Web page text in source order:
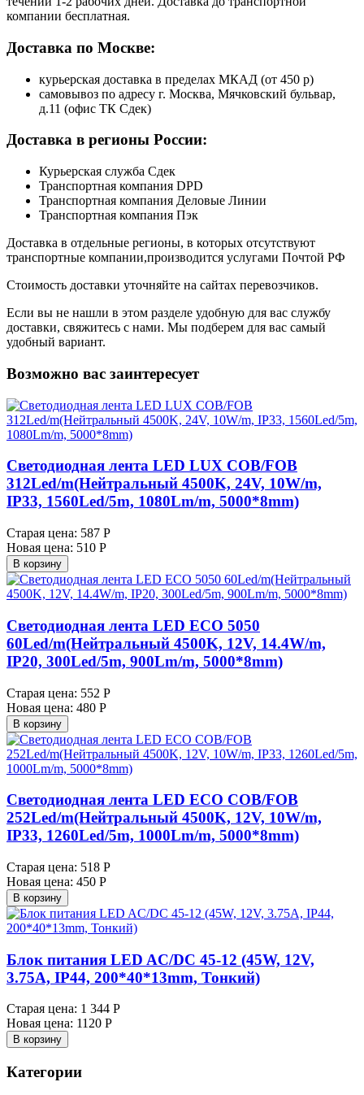
компании бесплатная.
Доставка по Москве:
курьерская доставка в пределах МКАД (от 450 р)
самовывоз по адресу г. Москва, Мячковский бульвар,
д.11 (офис ТК Сдек)
Доставка в регионы России:
Курьерская служба Сдек
Транспортная компания DPD
Транспортная компания Деловые Линии
Транспортная компания Пэк
Доставка в отдельные регионы, в которых отсутствуют
транспортные компании,производится услугами Почтой РФ
Стоимость доставки уточняйте на сайтах перевозчиков.
Если вы не нашли в этом разделе удобную для вас службу
доставки, свяжитесь с нами. Мы подберем для вас самый
удобный вариант.
Возможно вас заинтересует
Светодиодная лента LED LUX COB/FOB
312Led/m(Нейтральный 4500K, 24V, 10W/m,
IP33, 1560Led/5m, 1080Lm/m, 5000*8mm)
Старая цена: 587 Р
Новая цена: 510 Р
В корзину
Светодиодная лента LED ECO 5050
60Led/m(Нейтральный 4500K, 12V, 14.4W/m,
IP20, 300Led/5m, 900Lm/m, 5000*8mm)
Старая цена: 552 Р
Новая цена: 480 Р
В корзину
Светодиодная лента LED ECO COB/FOB
252Led/m(Нейтральный 4500K, 12V, 10W/m,
IP33, 1260Led/5m, 1000Lm/m, 5000*8mm)
Старая цена: 518 Р
Новая цена: 450 Р
В корзину
Блок питания LED AC/DC 45-12 (45W, 12V,
3.75A, IP44, 200*40*13mm, Тонкий)
Старая цена: 1 344 Р
Новая цена: 1120 Р
В корзину
Категории